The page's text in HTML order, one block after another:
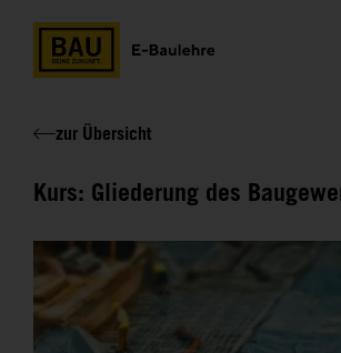
zur Übersicht
Kurs: Gliederung des